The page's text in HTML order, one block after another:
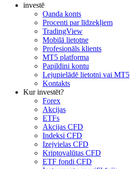
investē
Oanda konts
Procenti par līdzekļiem
TradingView
Mobilā lietotne
Profesionāls klients
MT5 platforma
Papildini kontu
Lejupielādē lietotni vai MT5
Kontakts
Kur investēt?
Forex
Akcijas
ETFs
Akcijas CFD
Indeksi CFD
Izejvielas CFD
Kriptovalūtas CFD
ETF fondi CFD